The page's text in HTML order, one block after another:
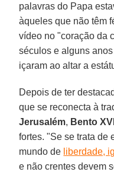
palavras do Papa
àqueles que não têm
vídeo no "coração da
séculos e alguns
içaram ao altar a
Depois de ter
que se reconecta à
Jerusalém, Bento XVI
fortes. "Se se trata de
mundo de liberdade,
e não crentes devem